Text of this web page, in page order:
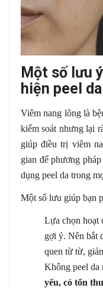
Một số lưu
hiện peel
Viêm nang lông là
kiểm soát nhưng lại
giúp điều trị viêm
gian để phương
dụng peel da trong
Một số lưu giúp bạn
Lựa chọn hoạt
gợi ý. Nên bắt
quen từ từ,
Không peel da
yếu, có tổn